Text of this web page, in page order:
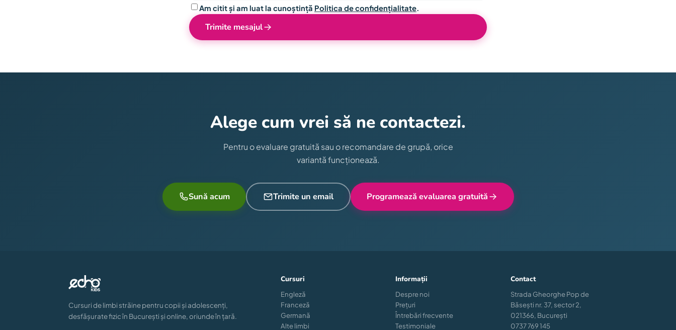
Am citit și am luat la cunoștință Politica de confidențialitate.
Trimite mesajul
Alege cum vrei să ne contactezi.
Pentru o evaluare gratuită sau o recomandare de grupă, orice
variantă funcționează.
Sună acum Trimite un email Programează evaluarea gratuită
Cursuri de limbi străine pentru copii și adolescenți,
desfășurate fizic în București și online, oriunde în țară.
Cursuri
Engleză
Franceză
Germană
Alte limbi
Informații
Despre noi
Prețuri
Întrebări frecvente
Testimoniale
Contact
Strada Gheorghe Pop de
Băsești nr. 37, sector 2,
021366, București
0737 769 145